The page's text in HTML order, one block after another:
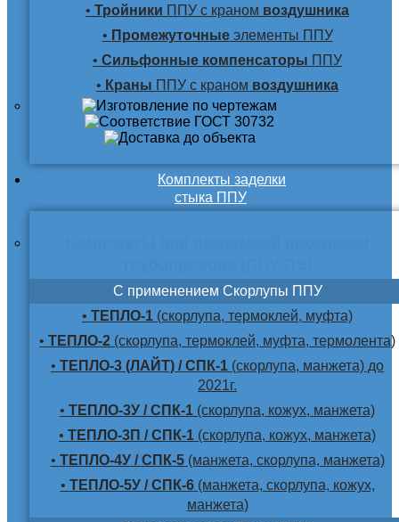
• Тройники ППУ с краном воздушника
• Промежуточныеэлементы ППУ
• Сильфонные компенсаторы ППУ
• Краны ППУ с краном воздушника
Комплекты заделки
стыка ППУ
С применением Скорлупы ППУ
• ТЕПЛО-1 (скорлупа, термоклей, муфта)
• ТЕПЛО-2 (скорлупа, термоклей, муфта, термолента)
• ТЕПЛО-3 (ЛАЙТ) / СПК-1 (скорлупа, манжета) до
2021г.
• ТЕПЛО-3У / СПК-1 (скорлупа, кожух, манжета)
• ТЕПЛО-3П / СПК-1 (скорлупа, кожух, манжета)
• ТЕПЛО-4У / СПК-5(манжета, скорлупа, манжета)
• ТЕПЛО-5У / СПК-6(манжета, скорлупа, кожух,
манжета)